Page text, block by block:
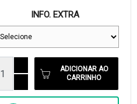
INFO. EXTRA
ADICIONAR AO
CARRINHO